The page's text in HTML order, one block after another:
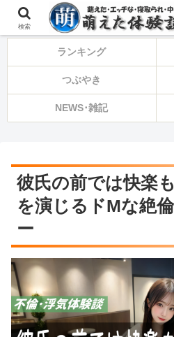
⚠️備忘録・告知・
ランキング
つぶやき
NEWS･雑記
彼氏の前では快楽
を演じるドMな絶
ー
検索